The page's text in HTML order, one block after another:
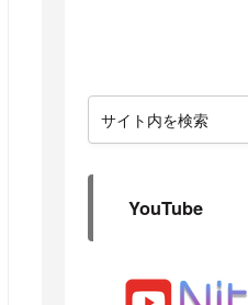
YouTube